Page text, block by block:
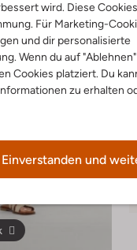
wird. Diese Cookies
Für Marketing-
und dir personalisierte
Wenn du auf "Ablehnen"
Cookies platziert. Du
zu erhalten
Einverstanden und